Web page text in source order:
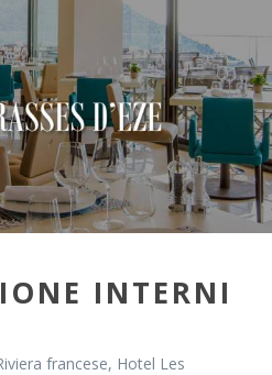
INTERNI
francese, Hotel Les